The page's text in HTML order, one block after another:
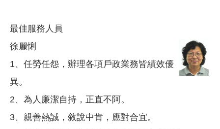
最佳服務人員
徐麗悧
1、任勞任怨，辦理各項戶政業務皆績效優
異。
2、為人廉潔自持，正直不阿。
3、親善熱誠，敘說中肯，應對合宜。